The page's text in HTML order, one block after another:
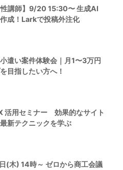
性講師】9/20 15:30〜 生成AI
成！Larkで投稿外注化
遣い案件体験会｜月1〜3万円
目指したい方へ！
活用セミナー 効果的なサイト
新テクニックを学ぶ
(木) 14時～ ゼロから商工会議